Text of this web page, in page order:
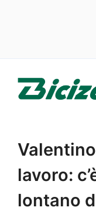
lavoro:
lontano